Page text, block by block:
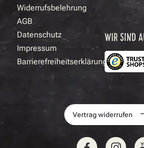
Widerrufsbelehrung
AGB
Datenschutz
Impressum
Barrierefreiheitserklärung
WIR SIND
Vertrag widerrufen